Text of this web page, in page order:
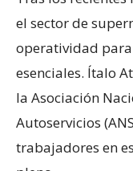
el sector de
operatividad para
esenciales. Ítalo
la Asociación
Autoservicios
trabajadores en